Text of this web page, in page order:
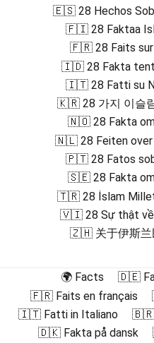
🇪🇸 28 Hechos
🇫🇮 28 Faktaa
🇫🇷 28 Faits sur
🇮🇩 28 Fakta
🇮🇹 28 Fatti su
🇰🇷 28 가지 이슬
🇳🇴 28 Fakta
🇳🇱 28 Feiten over
🇵🇹 28 Fatos
🇸🇪 28 Fakta
🇹🇷 28 İslam Milleti
🇻🇮 28 Sự thật về
🇿🇭 关于伊斯兰
🌍 Facts
🇩🇪
🇫🇷 Faits en français
🇮🇹 Fatti in Italiano
🇧🇷
🇩🇰 Fakta på dansk